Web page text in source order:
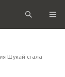
Шукай стала